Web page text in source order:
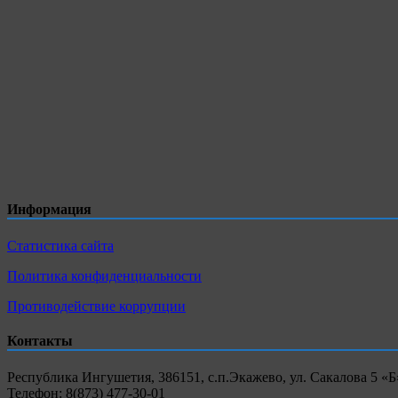
Информация
Статистика сайта
Политика конфиденциальности
Противодействие коррупции
Контакты
Республика Ингушетия, 386151, с.п.Экажево, ул. Сакалова 5
Телефон: 8(873) 477-30-01